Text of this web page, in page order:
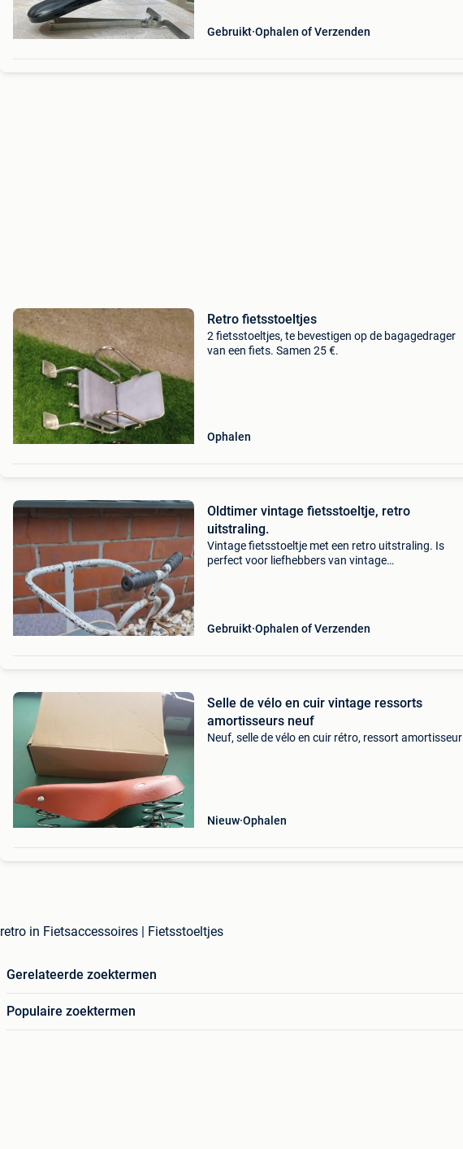
Gebruikt Ophalen of Verzenden
Retro fietsstoeltjes
2 fietsstoeltjes, te bevestigen op de bagagedrager
van een fiets. Samen 25 €.
Ophalen
Oldtimer vintage fietsstoeltje, retro
uitstraling.
Vintage fietsstoeltje met een retro uitstraling. Is
perfect voor liefhebbers van vintage
Gebruikt Ophalen of Verzenden
Selle de vélo en cuir vintage ressorts
amortisseurs neuf
Neuf, selle de vélo en cuir rétro, ressort amortisseur
Nieuw Ophalen
retro in Fietsaccessoires | Fietsstoeltjes
Gerelateerde zoektermen
Populaire zoektermen